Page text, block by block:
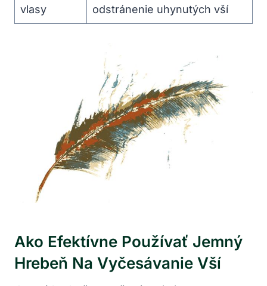
vlasy
odstránenie uhynutých vší
Ako Efektívne Používať Jemný
Hrebeň Na Vyčesávanie Vší